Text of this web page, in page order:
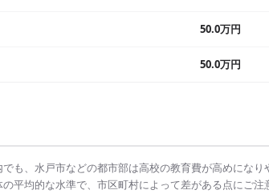
50.0万円
50.0万円
も、 水戸市などの都市部は高校の教育費が高めになり
平均的な水準で、市区町村によって差がある点にご注